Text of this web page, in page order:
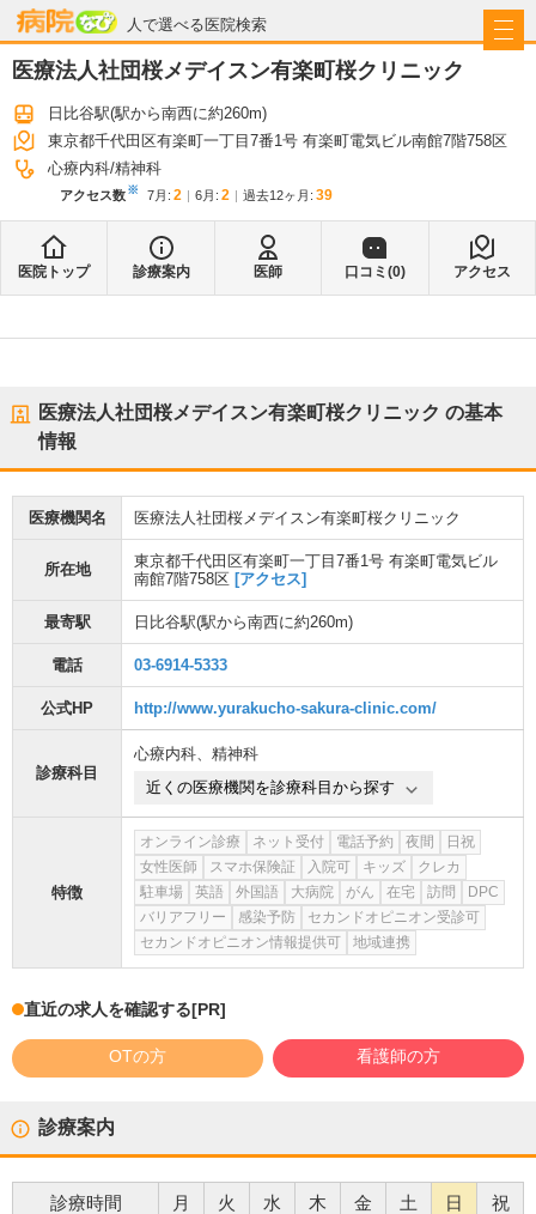
人で選べる医院検索
病院なび
医療法人社団桜メデイスン有楽町桜クリニック
日比谷駅(駅から南西に約260m)
東京都千代田区有楽町一丁目7番1号 有楽町電気ビル南館7階758区
心療内科 精神科
アクセス数※ 7月 : 2 6月 : 2 過去12ヶ月: 39
医院トップ 診療案内 医師 口コミ(0) アクセス
医療法人社団桜メデイスン有楽町桜クリニック の基本
情報
医療機関名 医療法人社団桜メデイスン有楽町桜クリニック
所在地
東京都千代田区有楽町一丁目7番1号 有楽町電気ビル
南館7階758区 [アクセス]
最寄駅 日比谷駅(駅から南西に約260m)
電話 03-6914-5333
公式HP http://www.yurakucho-sakura-clinic.com/
診療科目
心療内科、 精神科
近くの医療機関を診療科目から探す
特徴
オンライン診療 ネット受付 電話予約 夜間
日祝
女性医師
スマホ保険証 入院可 キッズ
クレカ
駐車場
英語 外国語 大病院 がん 在宅 訪問
DPC
バリアフリー
感染予防
セカンドオピニオン受診可
セカンドオピニオン情報提供可
地域連携
直近の求人を確認する[PR]
OTの方 看護師の方
診療案内
診療時間 月 火 水 木 金 土 日 祝